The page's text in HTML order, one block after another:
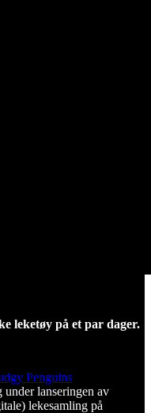
leketøy på et par dager.
Penguins
under lanseringen av
lekesamling på